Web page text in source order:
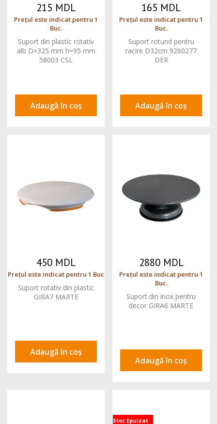
215 MDL
Prețul este indicat pentru 1
Buc.
Suport din plastic rotativ
alb D=325 mm h=95 mm
58003 CSL
Adaugă în coș
165 MDL
Prețul este indicat pentru 1
Buc.
Suport rotund pentru
racire D32cm 9260277
DER
Adaugă în coș
450 MDL
Prețul este indicat pentru 1 Buc
Suport rotativ din plastic
GIRA7 MARTE
Adaugă în coș
2880 MDL
Prețul este indicat pentru 1
Buc.
Suport din inox pentru
decor GIRA6 MARTE
Adaugă în coș
Stoc Epuizat